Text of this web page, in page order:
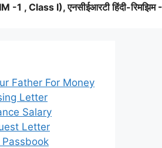
-1 , Class I), एनसीईआरटी हिंदी-
Father For Money
Letter
Salary
Letter